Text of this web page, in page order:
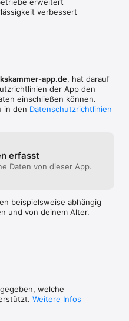
radar.de
verbessert
app.de, hat darauf
der App den
einschließen können.
in den Datenschutzrichtlinien
erfasst
Daten von dieser App.
beispielsweise abhängig
und von deinem Alter.
welche
Weitere Infos